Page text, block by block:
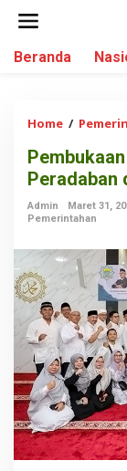
Beranda
Home /
Peradaban
Admin
Maret 31,
Pemerintahan